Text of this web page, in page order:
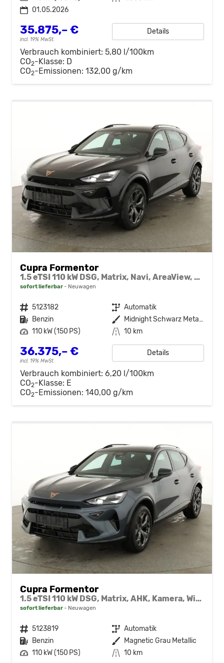
01.05.2026
35.875,– €
incl. 19% MwSt.
Details
Verbrauch kombiniert: 5,80 l/100km
CO2-Klasse: D
CO2-Emissionen: 132,00 g/km
Cupra Formentor
1.5 eTSI 110 kW DSG, Matrix, Navi, AreaView, Side, Winter, el. Klappe, 5 J.-Garantie
sofort lieferbar Neuwagen
Fahrzeugnr. 5123182 Getriebe Automatik
Kraftstoff Benzin Außenfarbe
Midnight Schwarz Metallic
Leistung 110 kW (150 PS) Kilometerstand 10 km
36.375,– €
incl. 19% MwSt.
Details
Verbrauch kombiniert: 6,20 l/100km
CO2-Klasse: E
CO2-Emissionen: 140,00 g/km
Cupra Formentor
1.5 eTSI 110 kW DSG, Matrix, AHK, Kamera, Winter, el. Klappe, 5 J.-Garantie
sofort lieferbar Neuwagen
Fahrzeugnr. 5123819 Getriebe Automatik
Kraftstoff Benzin Außenfarbe Magnetic Grau Metallic
Leistung 110 kW (150 PS) Kilometerstand 10 km